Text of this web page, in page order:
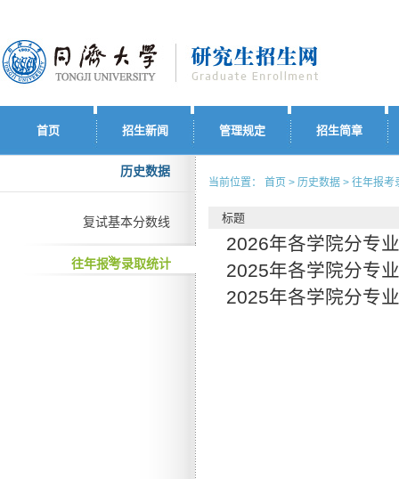
首页 招生新闻 管理规定 招生简章
历史数据
复试基本分数线
往年报考录取统计
当前位置： 首页 > 历史数据 > 往年报考
标题
2026年各学院分专
2025年各学院分专
2025年各学院分专